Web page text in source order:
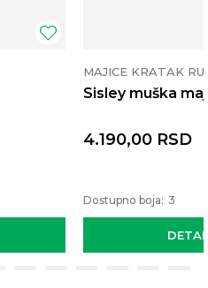
Sisley muška
4.190,00 RSD
Dostupno boja: 3